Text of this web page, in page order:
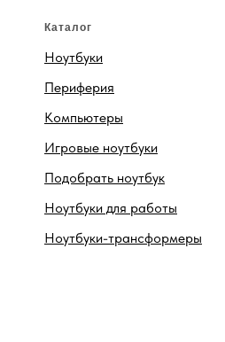
Каталог
Ноутбуки
Периферия
Компьютеры
Игровые ноутбуки
Подобрать ноутбук
Ноутбуки для работы
Ноутбуки-трансформеры